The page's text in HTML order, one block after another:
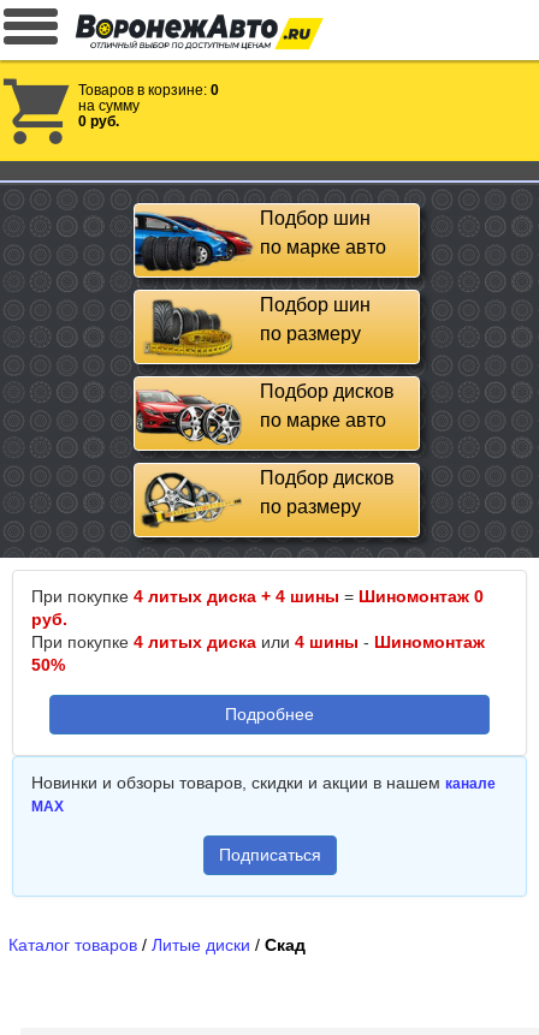
Товаров в корзине: 0
на сумму
0 руб.
Подбор шин
по марке авто
Подбор шин
по размеру
Подбор дисков
по марке авто
Подбор дисков
по размеру
При покупке 4 литых диска + 4 шины = Шиномонтаж 0
руб.
При покупке 4 литых диска или 4 шины - Шиномонтаж
50%
Подробнее
Новинки и обзоры товаров, скидки и акции в нашем канале
MAX
Подписаться
Каталог товаров / Литые диски / Скад